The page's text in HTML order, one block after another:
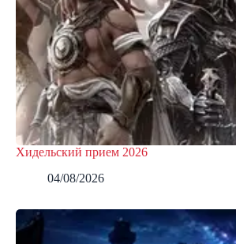
Хидельский прием 2026
04/08/2026